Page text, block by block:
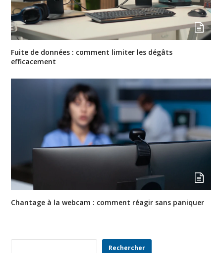
Fuite de données : comment limiter les dégâts
efficacement
Chantage à la webcam : comment réagir sans paniquer
Rechercher